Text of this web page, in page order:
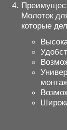
Молоток
которые